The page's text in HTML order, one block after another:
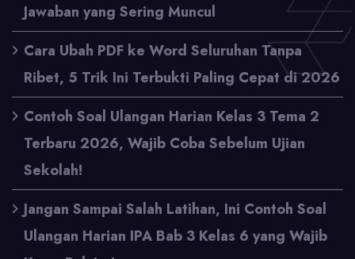
Jawaban yang Sering Muncul
Cara Ubah PDF ke Word Seluruhan Tanpa
Ribet, 5 Trik Ini Terbukti Paling Cepat di 2026
Contoh Soal Ulangan Harian Kelas 3 Tema 2
Terbaru 2026, Wajib Coba Sebelum Ujian
Sekolah!
Jangan Sampai Salah Latihan, Ini Contoh Soal
Ulangan Harian IPA Bab 3 Kelas 6 yang Wajib